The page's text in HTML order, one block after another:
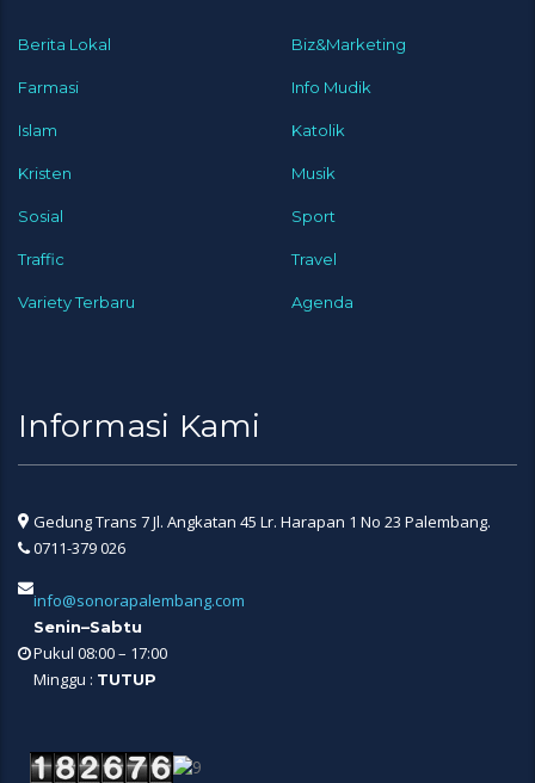
Berita Lokal Biz&Marketing
Farmasi Info Mudik
Islam Katolik
Kristen Musik
Sosial Sport
Traffic Travel
Variety Terbaru Agenda
Informasi Kami
Gedung Trans 7 Jl. Angkatan 45 Lr. Harapan 1 No 23 Palembang.
0711-379 026
info@sonorapalembang.com
Senin–Sabtu
Pukul 08:00 – 17:00
Minggu : TUTUP